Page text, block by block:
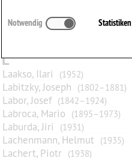
C D
T U
L
Laakso, Ilari (1952)
Labitzky, Joseph (1802–1881)
Labor, Josef (1842–1924)
Labroca, Mario (1895–1973)
Laburda, Jiri (1931)
Lachenmann, Helmut (1935)
Lachert, Piotr (1938)
Notwendig Statistiken